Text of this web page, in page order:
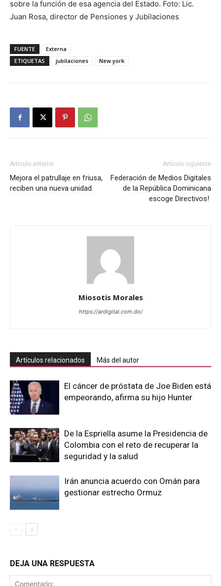
sobre la función de esa agencia del Estado. Foto: Lic.
Juan Rosa, director de Pensiones y Jubilaciones
FUENTE
Externa
ETIQUETAS
jubilaciones New york
Artículo anterior
Mejora el patrullaje en friusa,
reciben una nueva unidad.
Artículo siguiente
Federación de Medios Digitales
de la República Dominicana
escoge Directivos!
Miosotis Morales
https://ardigital.com.do/
Artículos relacionados Más del autor
El cáncer de próstata de Joe Biden está
empeorando, afirma su hijo Hunter
De la Espriella asume la Presidencia de
Colombia con el reto de recuperar la
seguridad y la salud
Irán anuncia acuerdo con Omán para
gestionar estrecho Ormuz
DEJA UNA RESPUESTA